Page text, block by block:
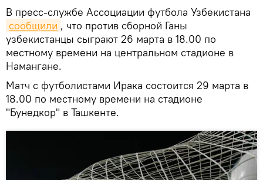
В пресс-службе Ассоциации футбола Узбекистана
сообщили , что против сборной Ганы
узбекистанцы сыграют 26 марта в 18.00 по
местному времени на центральном стадионе в
Намангане.
Матч с футболистами Ирака состоится 29 марта в
18.00 по местному времени на стадионе
"Бунедкор" в Ташкенте.